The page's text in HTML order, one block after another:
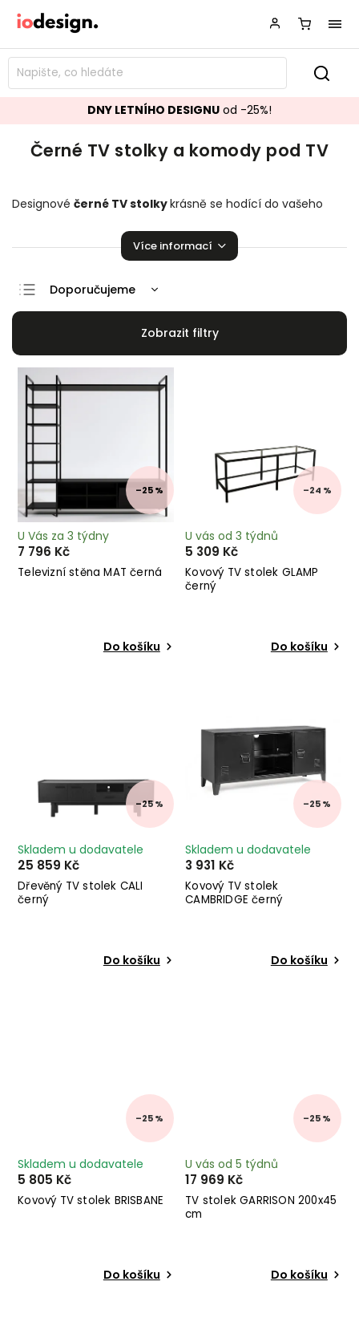
DNY LETNÍHO DESIGNU od -25%!
Černé TV stolky a komody pod TV
Designové černé TV stolkykrásně se hodící do vašeho
zaručeně pozvednou úroveň vaší domácnosti!
Více informací
Doporučujeme
Nejlevnější
Nejprodávanější
Abecedně
–25 %
Televizní stěna MAT černá
U Vás za 3 týdny
7 796 Kč
Do košíku
–24 %
Kovový TV stolek GLAMP
černý
U vás od 3 týdnů
5 309 Kč
Do košíku
–25 %
Dřevěný TV stolek CALI
černý
Skladem u dodavatele
25 859 Kč
Do košíku
–25 %
Kovový TV stolek
CAMBRIDGE černý
Skladem u dodavatele
3 931 Kč
Do košíku
–25 %
Kovový TV stolek BRISBANE
Skladem u dodavatele
5 805 Kč
Do košíku
–25 %
TV stolek GARRISON 200x45
cm
U vás od 5 týdnů
17 969 Kč
Do košíku